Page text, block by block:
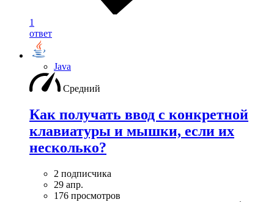
1
ответ
Java
Средний
Как получать ввод с конкретной
клавиатуры и мышки, если их
несколько?
2 подписчика
29 апр.
176 просмотров